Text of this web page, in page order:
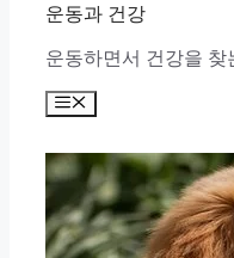
운동과 건강
운동하면서 건강을 찾
Menu